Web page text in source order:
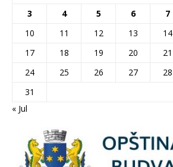
3
4 5 6 7
10
11 12 13 14
17
18 19 20 21
24
25 26 27 28
31
« Jul